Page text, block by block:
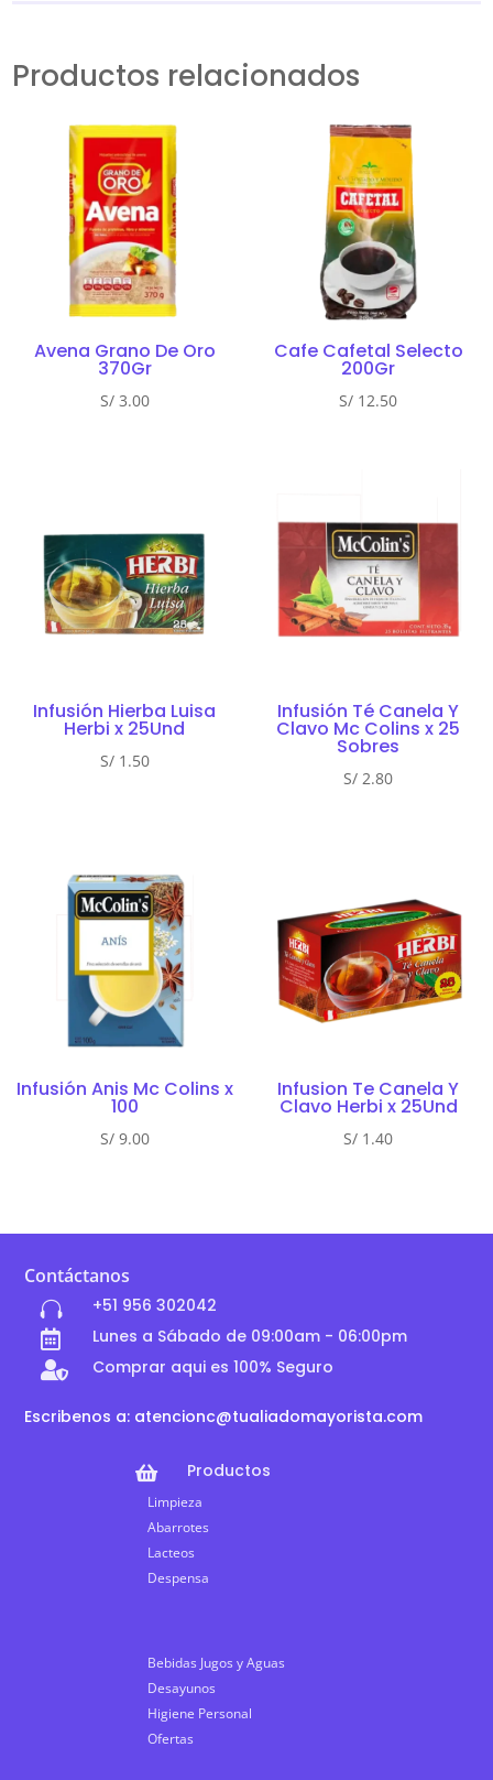
Productos relacionados
Avena Grano De Oro
370Gr
S/3.00
Cafe Cafetal Selecto
200Gr
S/ 12.50
Infusión Hierba Luisa
Herbi x 25Und
S/1.50
Infusión Té Canela Y
Clavo Mc Colins x 25
Sobres
S/ 2.80
Infusión Anis Mc Colins x
100
S/9.00
Infusion Te Canela Y
Clavo Herbi x 25Und
S/ 1.40
Contáctanos
 +51 956 302042
 Lunes a Sábado de 09:00am - 06:00pm
 Comprar aqui es 100% Seguro
Escribenos a: atencionc@tualiadomayorista.com
 Productos
Limpieza
Abarrotes
Lacteos
Despensa
Bebidas Jugos y Aguas
Desayunos
Higiene Personal
Ofertas